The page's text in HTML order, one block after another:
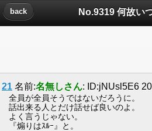
back
21 名前:名無しさん: ID:jNUsl5E6
全員が全員そうではないだろうに。
話出来る人とだけ話せば良いのよ。
よく言うじゃない。
『煽りはｽﾙｰ』と。